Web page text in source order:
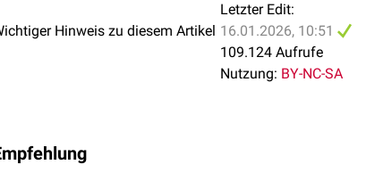
Hinweis zu diesem Artikel
Letzter Edit:
16.01.2026, 10:51
109.124 Aufrufe
Nutzung: BY-NC-SA